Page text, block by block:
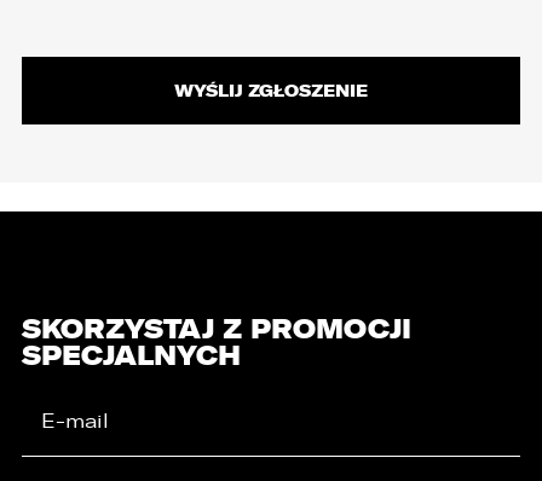
SKORZYSTAJ Z PROMOCJI
SPECJALNYCH